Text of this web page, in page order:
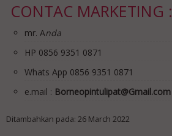
CONTAC MARKETING :
mr. Anda
HP 0856 9351 0871
Whats App 0856 9351 0871
e.mail : Borneopintulipat@Gmail.com
Ditambahkan pada: 26 March 2022